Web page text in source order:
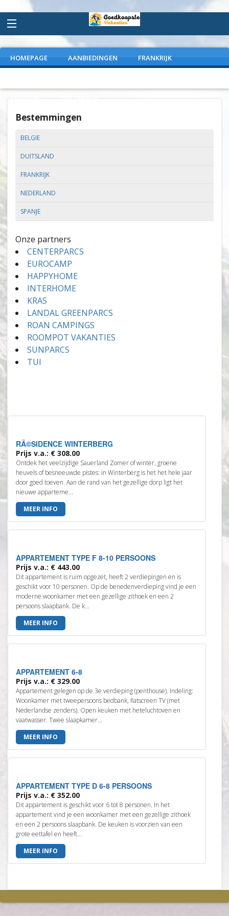
HOMEPAGE AANBIEDINGEN FRANKRIJK
Bestemmingen
BELGIE
DUITSLAND
FRANKRIJK
NEDERLAND
SPANJE
Onze partners
CENTERPARCS
EUROCAMP
HAPPYHOME
INTERHOME
KRAS
LANDAL GREENPARCS
ROAN CAMPINGS
ROOMPOT VAKANTIES
SUNPARCS
TUI
RÃ©SIDENCE WINTERBERG
Prijs v.a.: € 308.00
Ontdek het veelzijdige Sauerland Zomer of winter, groene
heuvels of besneeuwde pistes: in Winterberg is het het hele jaar
door goed toeven. Aan de rand van het gezellige dorp ligt het
nieuwe apparteme...
MEER INFO
APPARTEMENT TYPE F 8-10 PERSOONS
Prijs v.a.: € 443.00
Dit appartement is ruim opgezet, heeft 2 verdiepingen en is
geschikt voor 10 personen. Op de benedenverdieping vind je een
moderne woonkamer met een gezellige zithoek en een 2
persoons slaapbank. De k...
MEER INFO
APPARTEMENT 6-8
Prijs v.a.: € 329.00
Appartement gelegen op de 3e verdieping (penthouse). Indeling:
Woonkamer met tweepersoons bedbank, flatscreen TV (met
Nederlandse zenders). Open keuken met heteluchtoven en
vaatwasser. Twee slaapkamer...
MEER INFO
APPARTEMENT TYPE D 6-8 PERSOONS
Prijs v.a.: € 352.00
Dit appartement is geschikt voor 6 tot 8 personen. In het
appartement vind je een woonkamer met een gezellige zithoek
en een 2 persoons slaapbank. De keuken is voorzien van een
grote eettafel en heeft...
MEER INFO